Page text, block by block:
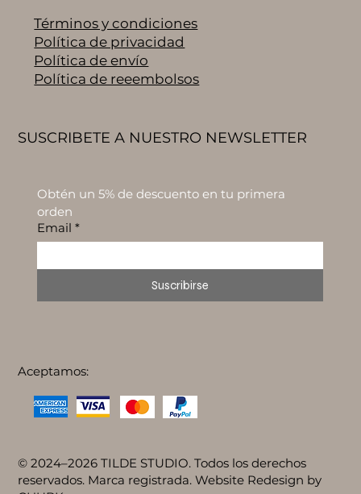
© 2024–2026 TILDE STUDIO. Todos los derechos
reservados. Marca registrada. Website Redesign by
SUSCRIBETE A NUESTRO NEWSLETTER
Obtén un 5% de descuento en tu primera
orden
Email *
Suscribirse
Términos y condiciones
Política de privacidad
Política de envío
Política de reeembolsos
Aceptamos: